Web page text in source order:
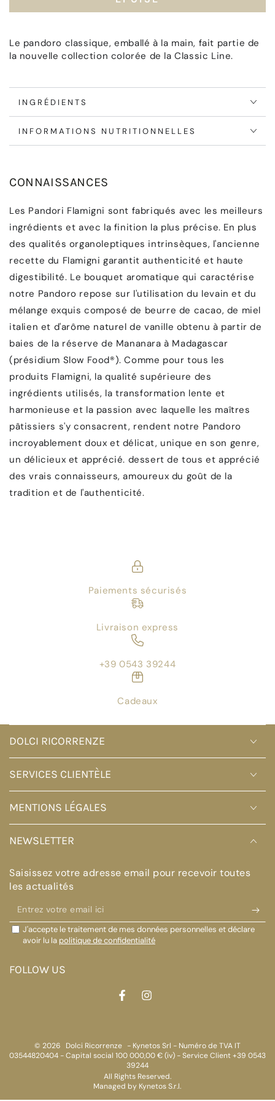
classique
classique
Le pandoro classique, emballé à la main, fait partie de
la nouvelle collection colorée de la Classic Line.
INGRÉDIENTS
INFORMATIONS NUTRITIONNELLES
CONNAISSANCES
Les Pandori Flamigni sont fabriqués avec les meilleurs
ingrédients et avec la finition la plus précise. En plus
des qualités organoleptiques intrinsèques, l'ancienne
recette du Flamigni garantit authenticité et haute
digestibilité. Le bouquet aromatique qui caractérise
notre Pandoro repose sur l'utilisation du levain et du
mélange exquis composé de beurre de cacao, de miel
italien et d'arôme naturel de vanille obtenu à partir de
baies de la réserve de Mananara à Madagascar
(présidium Slow Food®). Comme pour tous les
produits Flamigni, la qualité supérieure des
ingrédients utilisés, la transformation lente et
harmonieuse et la passion avec laquelle les maîtres
pâtissiers s'y consacrent, rendent notre Pandoro
incroyablement doux et délicat, unique en son genre,
un délicieux et apprécié. dessert de tous et apprécié
des vrais connaisseurs, amoureux du goût de la
tradition et de l'authenticité.
Paiements sécurisés
Livraison express
+39 0543 39244
Cadeaux
DOLCI RICORRENZE
SERVICES CLIENTÈLE
MENTIONS LÉGALES
NEWSLETTER
Saisissez votre adresse email pour recevoir toutes
les actualités
Entrez
votre
emailJ'accepte le traitement de mes données personnelles et déclare
avoir lu la politique de confidentialité
FOLLOW US
FacebookInstagram
© 2026 Dolci Ricorrenze - Kynetos Srl - Numéro de TVA IT
03544820404 - Capital social 100 000,00 € (iv) - Service Client +39 0543
39244
All Rights Reserved.
Managed by Kynetos S.r.l.